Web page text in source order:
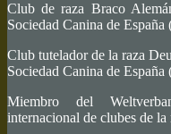
Club de raza Braco
Sociedad Canina de España
Club tutelador de la raza
Sociedad Canina de España
Miembro del
internacional de clubes de la